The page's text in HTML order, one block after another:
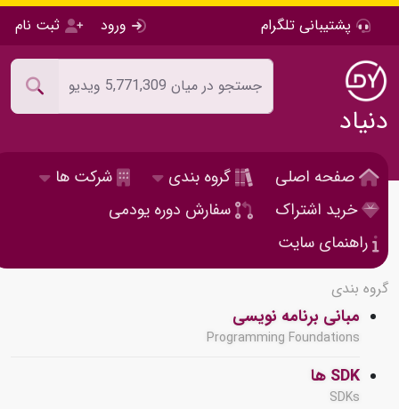
پشتیبانی تلگرام ورود ثبت نام
دنیاد
صفحه اصلی گروه بندی
شرکت ها
خرید اشتراک
سفارش دوره یودمی
راهنمای سایت
گروه بندی
مبانی برنامه نویسی
Programming Foundations
SDK ها
SDKs